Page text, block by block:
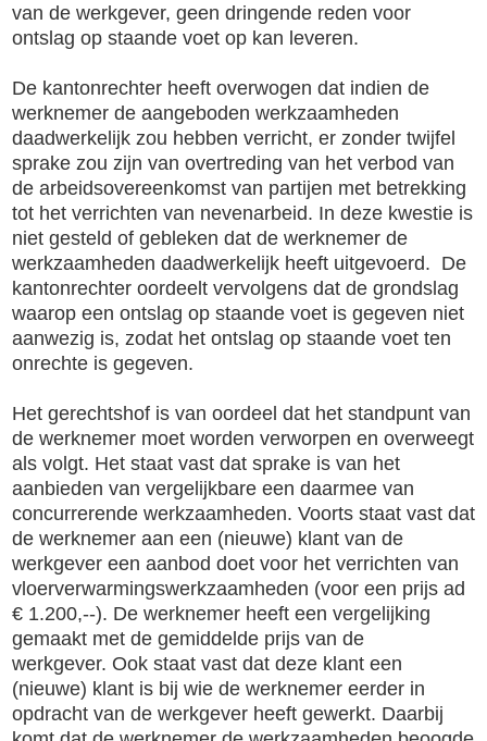
van de werkgever, geen dringende reden voor
ontslag op staande voet op kan leveren.
De kantonrechter heeft overwogen dat indien de
werknemer de aangeboden werkzaamheden
daadwerkelijk zou hebben verricht, er zonder twijfel
sprake zou zijn van overtreding van het verbod van
de arbeidsovereenkomst van partijen met betrekking
tot het verrichten van nevenarbeid. In deze kwestie is
niet gesteld of gebleken dat de werknemer de
werkzaamheden daadwerkelijk heeft uitgevoerd. De
kantonrechter oordeelt vervolgens dat de grondslag
waarop een ontslag op staande voet is gegeven niet
aanwezig is, zodat het ontslag op staande voet ten
onrechte is gegeven.
Het gerechtshof is van oordeel dat het standpunt van
de werknemer moet worden verworpen en overweegt
als volgt. Het staat vast dat sprake is van het
aanbieden van vergelijkbare een daarmee van
concurrerende werkzaamheden. Voorts staat vast dat
de werknemer aan een (nieuwe) klant van de
werkgever een aanbod doet voor het verrichten van
vloerverwarmingswerkzaamheden (voor een prijs ad
€ 1.200,--). De werknemer heeft een vergelijking
gemaakt met de gemiddelde prijs van de
werkgever. Ook staat vast dat deze klant een
(nieuwe) klant is bij wie de werknemer eerder in
opdracht van de werkgever heeft gewerkt. Daarbij